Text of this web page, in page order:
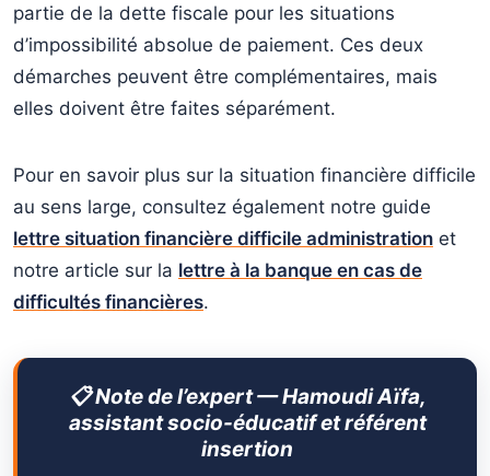
partie de la dette fiscale pour les situations
d’impossibilité absolue de paiement. Ces deux
démarches peuvent être complémentaires, mais
elles doivent être faites séparément.
Pour en savoir plus sur la situation financière difficile
au sens large, consultez également notre guide
lettre situation financière difficile administration et
notre article sur la lettre à la banque en cas de
difficultés financières.
📋 Note de l’expert — Hamoudi Aïfa,
assistant socio-éducatif et référent
insertion